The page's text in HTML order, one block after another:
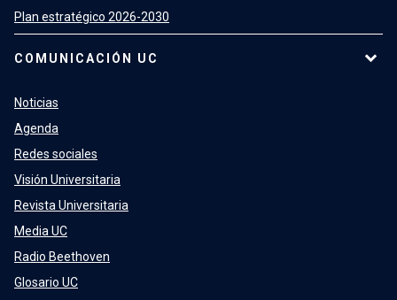
Plan estratégico 2026-2030
COMUNICACIÓN UC
Noticias
Agenda
Redes sociales
Visión Universitaria
Revista Universitaria
Media UC
Radio Beethoven
Glosario UC